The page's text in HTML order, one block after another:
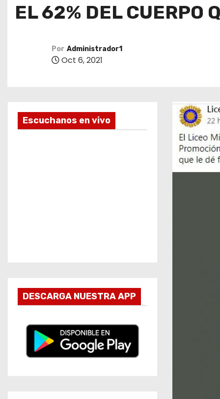
EL 62% DEL CUERPO
Por Administrador1
Oct 6, 2021
Escuchanos en vivo
DESCARGA NUESTRA APP